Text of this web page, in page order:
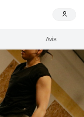
Avis